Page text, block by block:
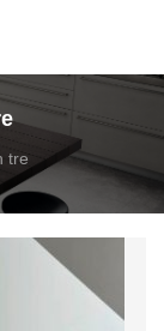
tre